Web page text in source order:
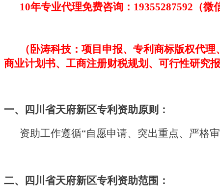
10年专业代理免费咨询： 19355287592 （微
（卧涛科技：项目申报、专利商标版权代
商业计划书、工商注册财税规划、可行性研究
一、 四川省天府新区专利资助原则 ：
资助工作遵循“自愿申请、突出重点、严格
二、 四川省天府新区专利 资助范围 ：